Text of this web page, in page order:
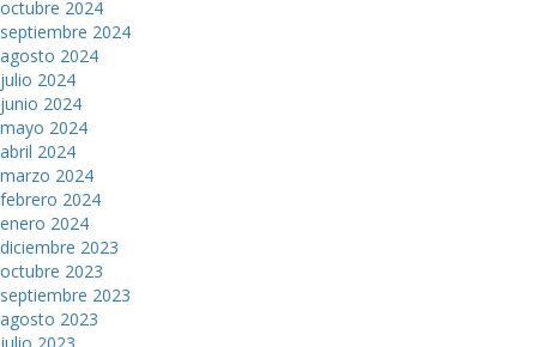
octubre 2024
septiembre 2024
agosto 2024
julio 2024
junio 2024
mayo 2024
abril 2024
marzo 2024
febrero 2024
enero 2024
diciembre 2023
octubre 2023
septiembre 2023
agosto 2023